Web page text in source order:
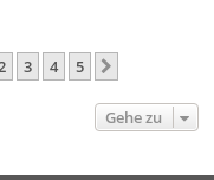
3 4 5
Gehe zu